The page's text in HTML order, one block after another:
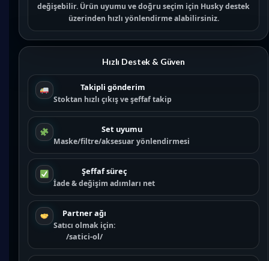
değişebilir. Ürün uyumu ve doğru seçim için Husky destek
üzerinden hızlı yönlendirme alabilirsiniz.
Hızlı Destek & Güven
Takipli gönderim
Stoktan hızlı çıkış ve şeffaf takip
Set uyumu
Maske/filtre/aksesuar yönlendirmesi
Şeffaf süreç
İade & değişim adımları net
Partner ağı
Satıcı olmak için:
/satici-ol/